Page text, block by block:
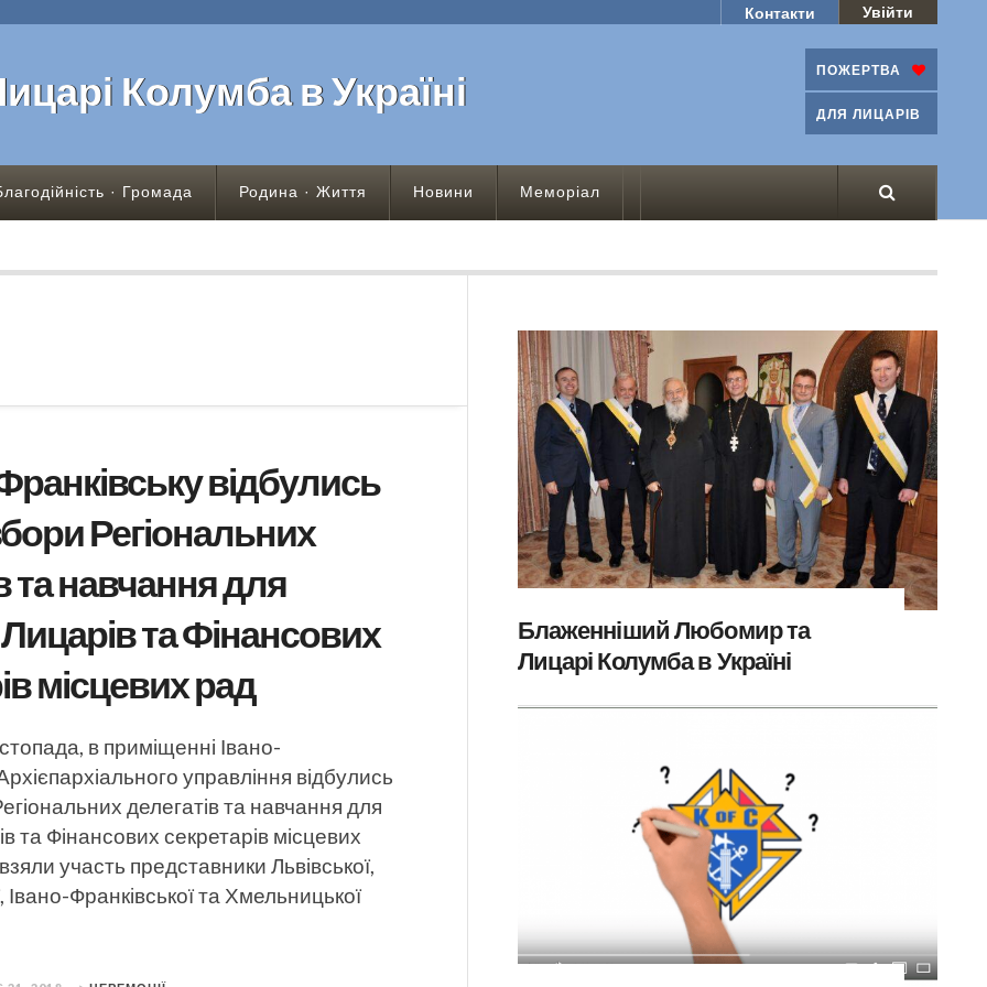
Контакти Увійти
Колумба в Україні ПОЖЕРТВА
ДЛЯ ЛИЦАРІВ
· Громада Родина · Життя Новини Меморіал
відбулись
Регіональних
та навчання для
та Фінансових
місцевих рад
в приміщенні Івано-
управління відбулись
делегатів та навчання для
та Фінансових секретарів місцевих
участь представники Львівської,
Івано-Франківської та Хмельницької
Блаженніший Любомир та
Лицарі Колумба в Україні